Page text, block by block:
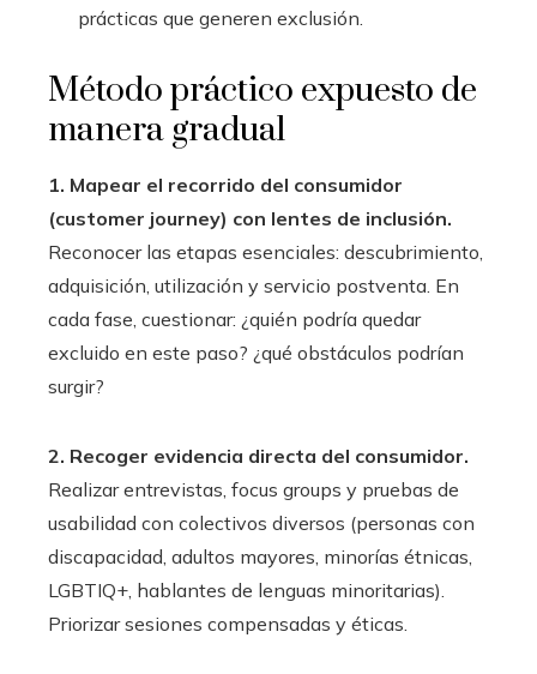
prácticas que generen exclusión.
Método práctico expuesto de
manera gradual
1. Mapear el recorrido del consumidor
(customer journey) con lentes de inclusión.
Reconocer las etapas esenciales: descubrimiento,
adquisición, utilización y servicio postventa. En
cada fase, cuestionar: ¿quién podría quedar
excluido en este paso? ¿qué obstáculos podrían
surgir?
2. Recoger evidencia directa del consumidor.
Realizar entrevistas, focus groups y pruebas de
usabilidad con colectivos diversos (personas con
discapacidad, adultos mayores, minorías étnicas,
LGBTIQ+, hablantes de lenguas minoritarias).
Priorizar sesiones compensadas y éticas.